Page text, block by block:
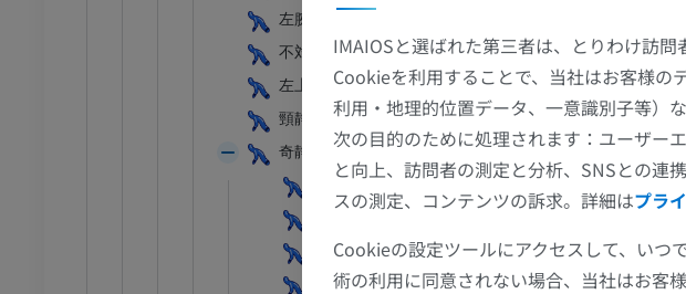
左腕頭静脈
不対甲状腺静脈叢
左上肋間静脈
頸静脈弓
奇静脈
奇静脈弓
半奇静脈
副半奇静脈
足首 - 足
足根MRI
MRI
プレミアム
前足MRI
MRI
上肢
上肢MRI
MRI
プレミアム
肩関節MRI
MRI
IMAIOSと選ばれた第三者は、とりわけ訪
Cookieを利用することで、当社はお客様の
利用・地理的位置データ、一意識別子等）
次の目的のために処理されます：ユーザー
と向上、訪問者の測定と分析、SNSとの連
スの測定、コンテンツの訴求。詳細はプラ
Cookieの設定ツールにアクセスして、いつ
術の利用に同意されない場合、当社はお客